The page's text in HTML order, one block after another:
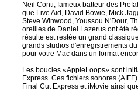
Neil Conti, fameux batteur des
que Live Aid, David Bowie, Mick
Steve Winwood, Youssou N'Dour,
oreilles de Daniel Lazerus ont été
résulte est restée un grand
grands studios d'enregistrements
pour votre Mac dans un format
Les boucles «AppleLoops» sont
Express. Ces fichiers sonores
Final Cut Express et iMovie ainsi